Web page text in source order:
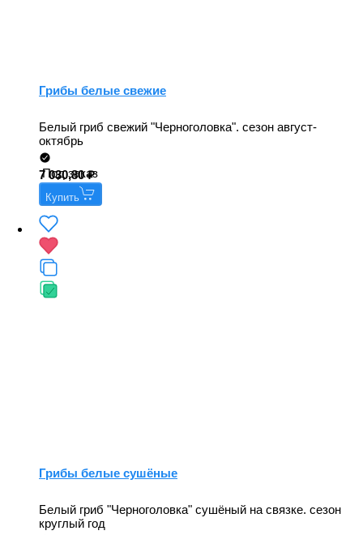
Грибы белые свежие
Белый гриб свежий "Черноголовка". сезон август-
октябрь
Под заказ
7 030,80
Купить
Грибы белые сушёные
Белый гриб "Черноголовка" сушёный на связке. сезон
круглый год